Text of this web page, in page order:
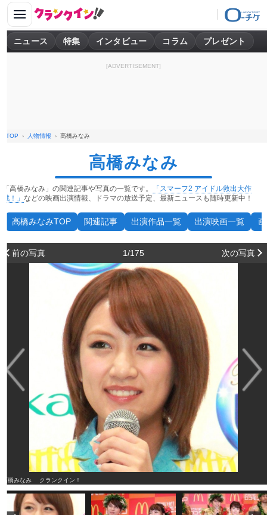
ニュース 特集 インタビュー コラム プレゼント
[ADVERTISEMENT]
TOP 人物情報 高橋みなみ
高橋みなみ
「高橋みなみ」の関連記事や写真の一覧です。
「スマーフ2 アイドル救出大作
戦！」 などの映画出演情報、ドラマの放送予定、最新ニュースも随時更新中！
高橋みなみTOP 関連記事 出演作品一覧 出演映画一覧
前の写真 1/175 次の写真
高橋みなみ クランクイン！